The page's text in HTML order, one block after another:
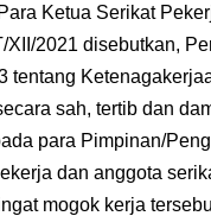
Ketua Serikat
2021 disebutkan,
tentang
sah, tertib dan
para Pimpinan/
dan anggota
mogok kerja